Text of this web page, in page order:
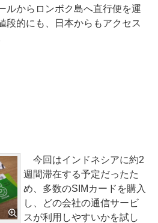
ルからロンボク島へ直行便を運
段的にも、日本からもアクセス
今回はインドネシアに約2
週間滞在する予定だったた
め、多数のSIMカードを購入
し、どの会社の通信サービ
スが利用しやすいかを試し